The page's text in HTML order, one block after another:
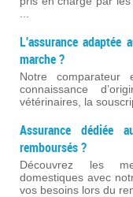
L'assurance adaptée
marche ?
Notre
connaissance
vétérinaires, la
Assurance dédiée
remboursés ?
Découvrez les
domestiques avec
vos besoins lors du